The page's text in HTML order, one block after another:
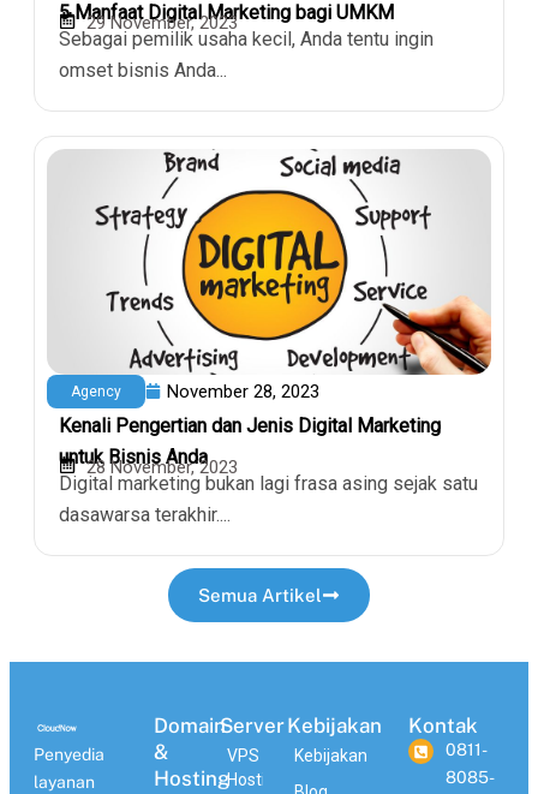
5 Manfaat Digital Marketing bagi UMKM
29 November, 2023
Sebagai pemilik usaha kecil, Anda tentu ingin
omset bisnis Anda...
Agency November 28, 2023
Kenali Pengertian dan Jenis Digital Marketing
untuk Bisnis Anda
28 November, 2023
Digital marketing bukan lagi frasa asing sejak satu
dasawarsa terakhir....
Semua Artikel
Penyedia
layanan
Domain
&
Hosting
Server
VPS
Hosting
Kebijakan
Kebijakan
Kontak
0811-
8085-